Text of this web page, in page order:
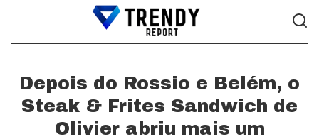
Depois do Rossio e Belém, o
Steak & Frites Sandwich de
Olivier abriu mais um